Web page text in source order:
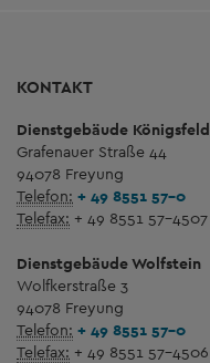
KONTAKT
Dienstgebäude Königsfeld
Grafenauer Straße 44
94078 Freyung
Telefon: + 49 8551 57-0
Telefax: + 49 8551 57-4507
Dienstgebäude Wolfstein
Wolfkerstraße 3
94078 Freyung
Telefon: + 49 8551 57-0
Telefax: + 49 8551 57-4506